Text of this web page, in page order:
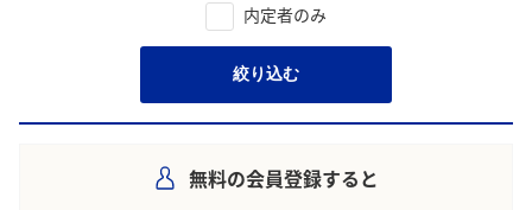
内定者のみ
絞り込む
無料の会員登録すると